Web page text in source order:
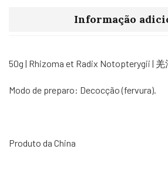
Informação
50g | Rhizoma et Radix Notopterygii | 羌
Modo de preparo: Decocção (fervura).
Produto da China